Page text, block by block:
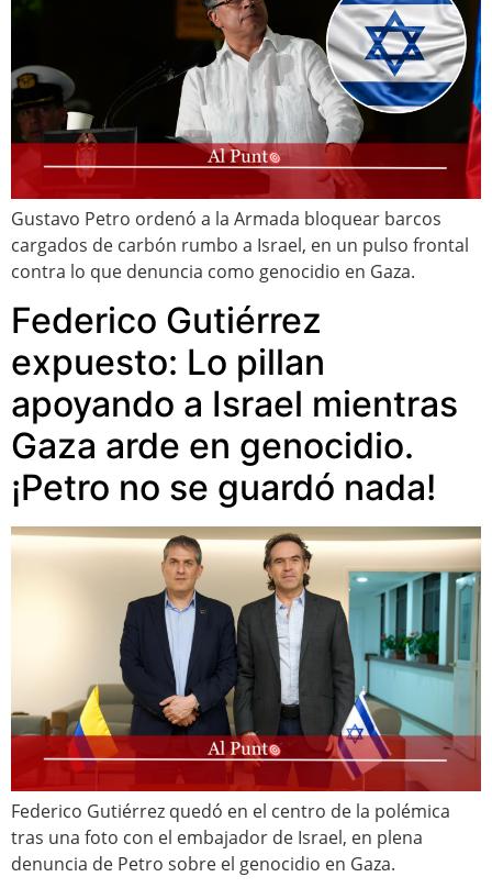
Gustavo Petro ordenó a la Armada bloquear barcos
cargados de carbón rumbo a Israel, en un pulso frontal
contra lo que denuncia como genocidio en Gaza.
Federico Gutiérrez
expuesto: Lo pillan
apoyando a Israel mientras
Gaza arde en genocidio.
¡Petro no se guardó nada!
Federico Gutiérrez quedó en el centro de la polémica
tras una foto con el embajador de Israel, en plena
denuncia de Petro sobre el genocidio en Gaza.